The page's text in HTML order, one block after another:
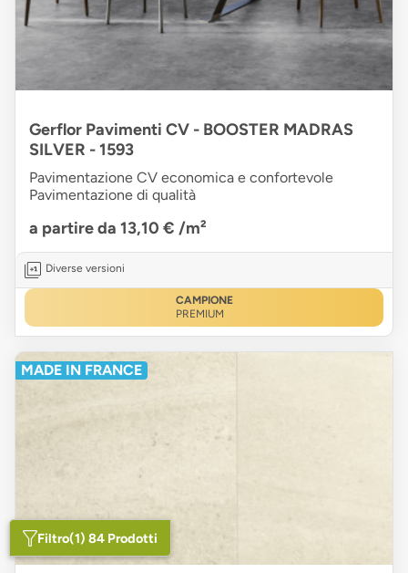
Gerflor Pavimenti CV - BOOSTER MADRAS
SILVER - 1593
Pavimentazione CV economica e confortevole
Pavimentazione di qualità
a partire da 13,10 € /m²
Diverse versioni
CAMPIONE
PREMIUM
MADE IN FRANCE
Filtro(1) 84 Prodotti